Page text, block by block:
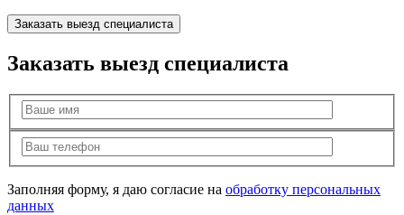
Заказать выезд специалиста
Заказать выезд специалиста
Заполняя форму, я даю согласие на обработку персональных
данных